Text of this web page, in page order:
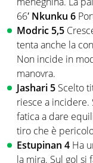
66′ Nkunku 6
Modric 5,5
tenta anche la
Non incide in
manovra.
Jashari 5 Scelto
riesce a incidere.
fatica a dare
tiro che è
Estupinan 4 Ha
la mira. Sul gol